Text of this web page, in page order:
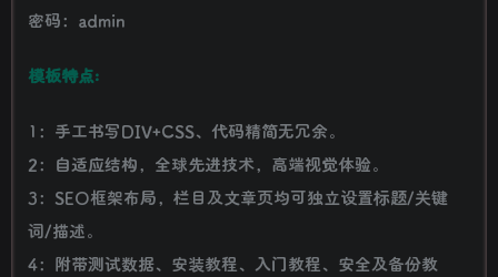
密码：admin
模板特点:
1：手工书写DIV+CSS、代码精简无冗余。
2：自适应结构，全球先进技术，高端视觉体验。
3：SEO框架布局，栏目及文章页均可独立设置标题/关键
词/描述。
4：附带测试数据、安装教程、入门教程、安全及备份教